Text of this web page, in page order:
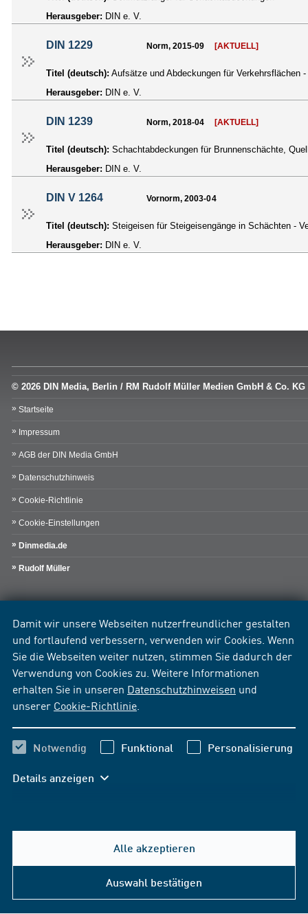
Damit wir unsere Webseiten nutzerfreundlicher gestalten
und fortlaufend verbessern, verwenden wir Cookies. Wenn
Sie die Webseiten weiter nutzen, stimmen Sie dadurch der
Verwendung von Cookies zu. Weitere Informationen
erhalten Sie in unseren Datenschutzhinweisen und
unserer Cookie-Richtlinie
Notwendig Funktional Personalisierung
Details anzeigen
Alle akzeptieren
Auswahl bestätigen
Herausgeber: DIN e. V.
DIN 1229 Norm, 2015-09 [AKTUELL]
Titel (deutsch): Aufsätze und Abdeckungen für Verkehrsflächen
Herausgeber: DIN e. V.
DIN 1239 Norm, 2018-04 [AKTUELL]
Titel (deutsch): Schachtabdeckungen für Brunnenschächte,
Herausgeber: DIN e. V.
DIN V 1264 Vornorm, 2003-04
Titel (deutsch): Steigeisen für Steigeisengänge in Schächten -
Herausgeber: DIN e. V.
© 2026 DIN Media, Berlin / RM Rudolf Müller Medien GmbH & Co. KG
Startseite
Impressum
AGB der DIN Media GmbH
Datenschutzhinweis
Cookie-Richtlinie
Cookie-Einstellungen
Dinmedia.de
Rudolf Müller
Hilfe & Kontakt